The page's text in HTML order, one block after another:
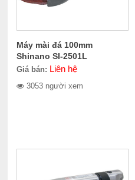
Máy mài đá 100mm
Shinano SI-2501L
Giá bán: Liên hệ
3053 người xem